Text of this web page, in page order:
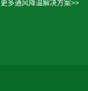
更多通风降温解决方案>>